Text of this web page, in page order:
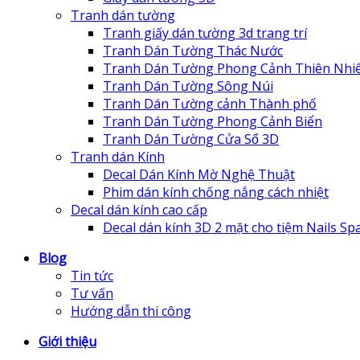
Tranh dán tường
Tranh giấy dán tường 3d trang trí
Tranh Dán Tường Thác Nước
Tranh Dán Tường Phong Cảnh Thiên
Tranh Dán Tường Sông Núi
Tranh Dán Tường cảnh Thành phố
Tranh Dán Tường Phong Cảnh Biển
Tranh Dán Tường Cửa Sổ 3D
Tranh dán Kính
Decal Dán Kính Mờ Nghệ Thuật
Phim dán kính chống nắng cách nhiệt
Decal dán kính cao cấp
Decal dán kính 3D 2 mặt cho tiệm Nails
Blog
Tin tức
Tư vấn
Hướng dẫn thi công
Giới thiệu